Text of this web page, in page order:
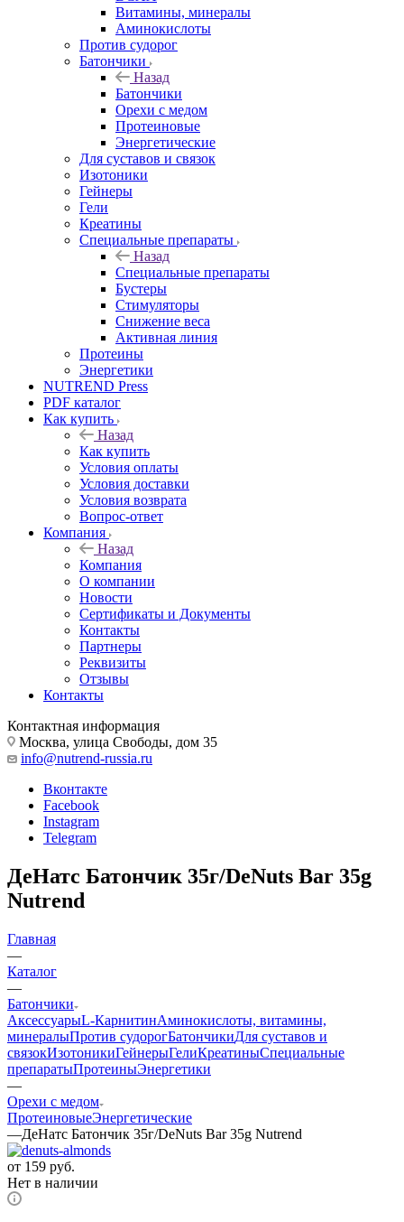
Витамины, минералы
Аминокислоты
Против судорог
Батончики
Назад
Батончики
Орехи с медом
Протеиновые
Энергетические
Для суставов и связок
Изотоники
Гейнеры
Гели
Креатины
Специальные препараты
Назад
Специальные препараты
Бустеры
Стимуляторы
Снижение веса
Активная линия
Протеины
Энергетики
NUTREND Press
PDF каталог
Как купить
Назад
Как купить
Условия оплаты
Условия доставки
Условия возврата
Вопрос-ответ
Компания
Назад
Компания
О компании
Новости
Сертификаты и Документы
Контакты
Партнеры
Реквизиты
Отзывы
Контакты
Контактная информация
Москва, улица Свободы, дом 35
info@nutrend-russia.ru
Вконтакте
Facebook
Instagram
Telegram
ДеНатс Батончик 35г/DeNuts Bar 35g
Nutrend
Главная
—
Каталог
—
Батончики
АксессуарыL-КарнитинАминокислоты, витамины,
минералыПротив судорогБатончикиДля суставов и
связокИзотоникиГейнерыГелиКреатиныСпециальные
препаратыПротеиныЭнергетики
—
Орехи с медом
ПротеиновыеЭнергетические
—ДеНатс Батончик 35г/DeNuts Bar 35g Nutrend
от 159 руб.
Нет в наличии